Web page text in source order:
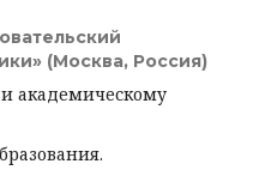
(Москва, Россия)
академическому